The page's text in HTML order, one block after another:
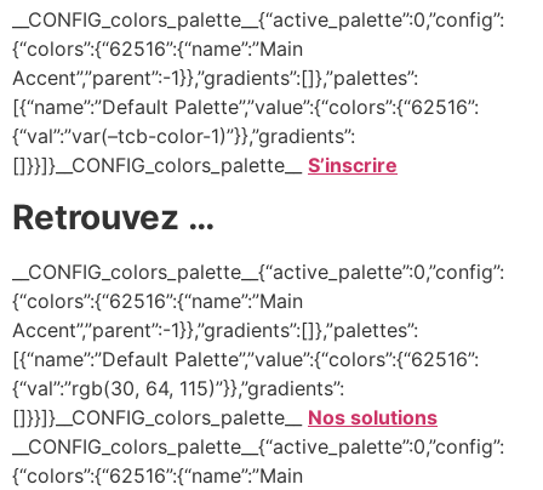
__CONFIG_colors_palette__{“active_palette”:0,”config”:
{“colors”:{“62516”:{“name”:”Main
Accent”,”parent”:-1}},”gradients”:[]},”palettes”:
[{“name”:”Default Palette”,”value”:{“colors”:{“62516”:
{“val”:”var(–tcb-color-1)”}},”gradients”:
[]}}]}__CONFIG_colors_palette__ S’inscrire
Retrouvez …
__CONFIG_colors_palette__{“active_palette”:0,”config”:
{“colors”:{“62516”:{“name”:”Main
Accent”,”parent”:-1}},”gradients”:[]},”palettes”:
[{“name”:”Default Palette”,”value”:{“colors”:{“62516”:
{“val”:”rgb(30, 64, 115)”}},”gradients”:
[]}}]}__CONFIG_colors_palette__ Nos solutions
__CONFIG_colors_palette__{“active_palette”:0,”config”:
{“colors”:{“62516”:{“name”:”Main